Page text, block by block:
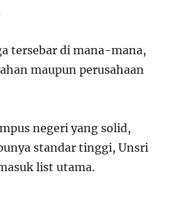
tersebar di mana-mana,
maupun perusahaan
negeri yang solid,
standar tinggi, Unsri
list utama.